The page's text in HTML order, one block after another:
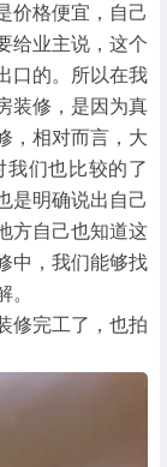
价格便宜，自己
给业主说，这个
口的。所以在我
装修，是因为真
，相对而言，大
们也比较的了
是明确说出自己
方自己也知道这
中，我们能够找
。
修完工了，也拍